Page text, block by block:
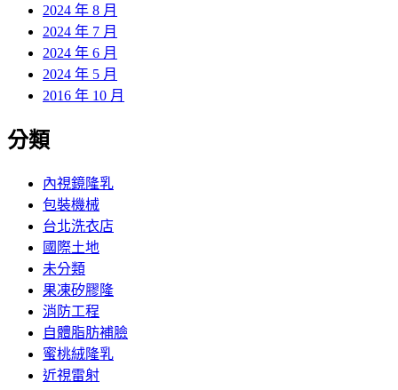
2024 年 8 月
2024 年 7 月
2024 年 6 月
2024 年 5 月
2016 年 10 月
分類
內視鏡隆乳
包裝機械
台北洗衣店
國際土地
未分類
果凍矽膠隆
消防工程
自體脂肪補臉
蜜桃絨隆乳
近視雷射